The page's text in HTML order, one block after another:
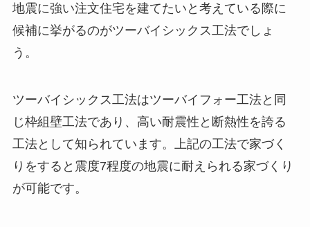
地震に強い注文住宅を建てたいと考えている際に
候補に挙がるのがツーバイシックス工法でしょ
う。
ツーバイシックス工法はツーバイフォー工法と同
じ枠組壁工法であり、高い耐震性と断熱性を誇る
工法として知られています。上記の工法で家づく
りをすると震度7程度の地震に耐えられる家づくり
が可能です。